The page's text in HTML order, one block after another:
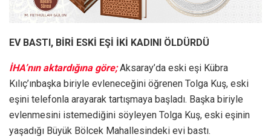
EV BASTI, BİRİ ESKİ EŞİ İKİ KADINI ÖLDÜRDÜ
İHA’nın aktardığına göre;Aksaray’da eski eşi Kübra
Kılıç’ınbaşka biriyle evleneceğini öğrenen Tolga Kuş, eski
eşini telefonla arayarak tartışmaya başladı. Başka biriyle
evlenmesini istemediğini söyleyen Tolga Kuş, eski eşinin
yaşadığı Büyük Bölcek Mahallesindeki evi bastı.